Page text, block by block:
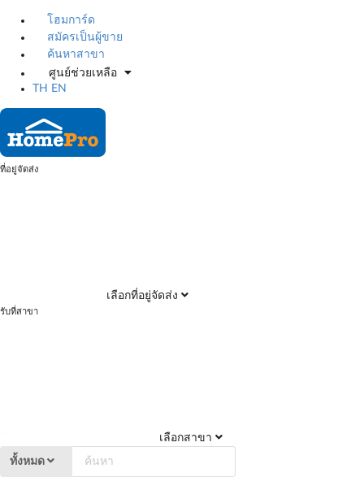
โฮมการ์ด
สมัครเป็นผู้ขาย
ค้นหาสาขา
ศูนย์ช่วยเหลือ
TH
EN
ที่อยู่จัดส่ง
เลือกที่อยู่จัดส่ง
รับที่สาขา
เลือกสาขา
ทั้งหมด